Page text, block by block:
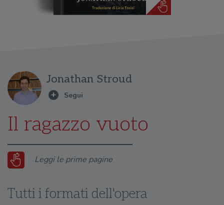
Jonathan Stroud
Il ragazzo vuoto
Leggi le prime pagine
Tutti i formati dell'opera